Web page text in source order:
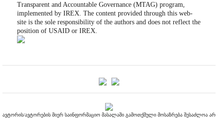
Transparent and Accountable Governance (MTAG) program,
implemented by IREX. The content provided through this web-
site is the sole responsibility of the authors and does not reflect the
position of USAID or IREX.
ავტორის/ავტორების მიერ საინფორმაციო მასალაში გამოთქმული მოსაზრება შესაძლოა არ